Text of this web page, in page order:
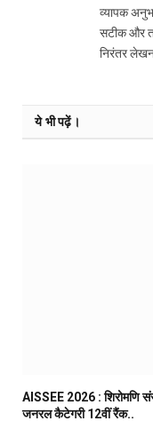
व्यापक
सटीक और
निरंतर
ये भी पढ़ें।
AISSEE 2026 : शिरोमणि
जनरल कैटेगरी 12वीं रैंक..